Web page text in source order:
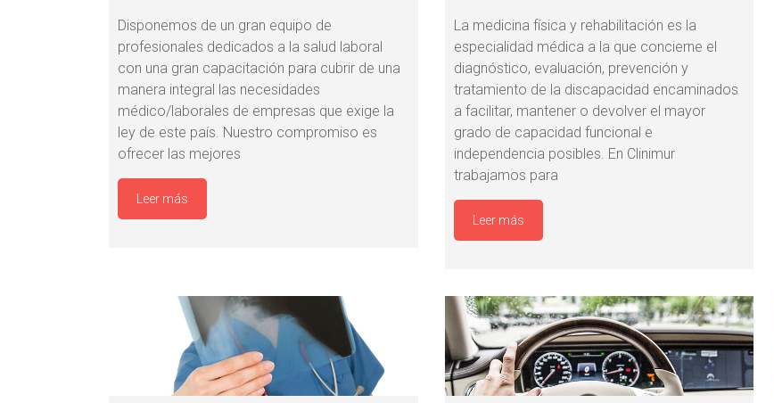
Disponemos de un gran equipo de
profesionales dedicados a la salud laboral
con una gran capacitación para cubrir de una
manera integral las necesidades
médico/laborales de empresas que exige la
ley de este país. Nuestro compromiso es
ofrecer las mejores
Leer más
La medicina física y rehabilitación es la
especialidad médica a la que concierne el
diagnóstico, evaluación, prevención y
tratamiento de la discapacidad encaminados
a facilitar, mantener o devolver el mayor
grado de capacidad funcional e
independencia posibles. En Clinimur
trabajamos para
Leer más